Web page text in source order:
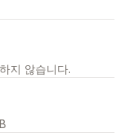
지 않습니다.